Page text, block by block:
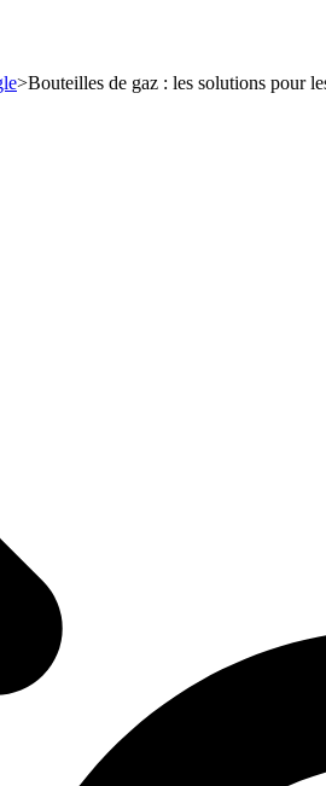
>Bouteilles de gaz : les solutions pour